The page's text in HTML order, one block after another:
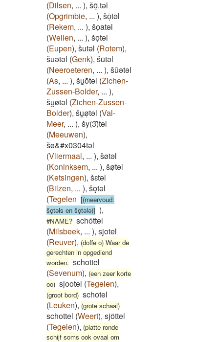
(Dilsen, ... ), šōͅ.təl
(Opgrimbie, ... ), šōͅtəl
(Rekem, ... ), šoͅatəl
(Wellen, ... ), šoͅtəl
(Eupen), šutəl (Rotem),
šuətəl (Genk), šūtəl
(Neeroeteren, ... ), šūətəl
(As, ... ), šu̯ōtəl (Zichen-
Zussen-Bolder, ... ),
šu̯øtəl (Zichen-Zussen-
Bolder), šu̯øͅtəl (Val-
Meer, ... ), šy(3)̄təl
(Meeuwen),
šø&#x0304təl
(Vliermaal, ... ), šøtəl
(Koninksem, ... ), šøͅtəl
(Ketsingen), šɛtəl
(Bilzen, ... ), šǫtǝl
(Tegelen [(meervoud:
šǫtǝls en šǫtǝlǝ)] ),
#NAME? schóttel
(Milsbeek, ... ), sjotel
(Reuver), (doffe o) Waar de
gerechten in opgediend
worden. schottel
(Sevenum), (een zeer korte
oo) sjootel (Tegelen),
(groot bord) schotel
(Leuken), (grote schaal)
schottel (Weert), sjöttel
(Tegelen), (platte ronde
schijf soms ook ovaal om